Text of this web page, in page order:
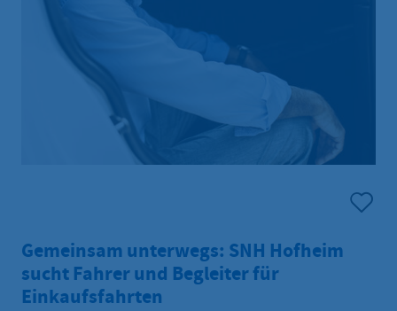
Gemeinsam unterwegs: SNH Hofheim
sucht Fahrer und Begleiter für
Einkaufsfahrten